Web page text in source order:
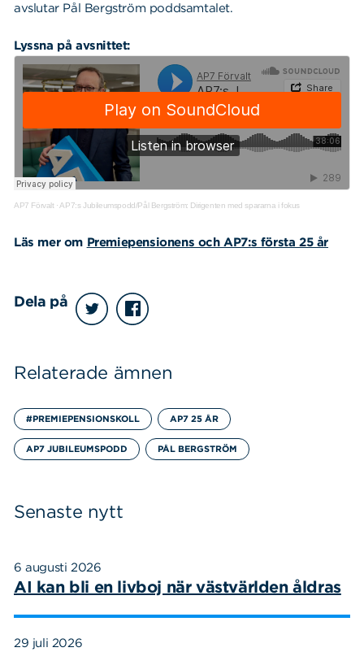
avslutar Pål Bergström poddsamtalet.
Lyssna på avsnittet:
AP7 Förvalt · AP7:s Jubileumspodd/Pål Bergström: Dirigenten med spararna i fokus
Läs mer om Premiepensionens och AP7:s första 25 år
Dela på
Relaterade ämnen
#PREMIEPENSIONSKOLL AP7 25 ÅR
AP7 JUBILEUMSPODD PÅL BERGSTRÖM
Senaste nytt
6 augusti 2026
AI kan bli en livboj när västvärlden åldras
29 juli 2026
Sök på sidan:
efter: